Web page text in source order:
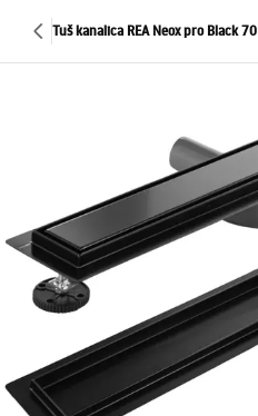
Tuš kanalica REA Neox pro Black 70